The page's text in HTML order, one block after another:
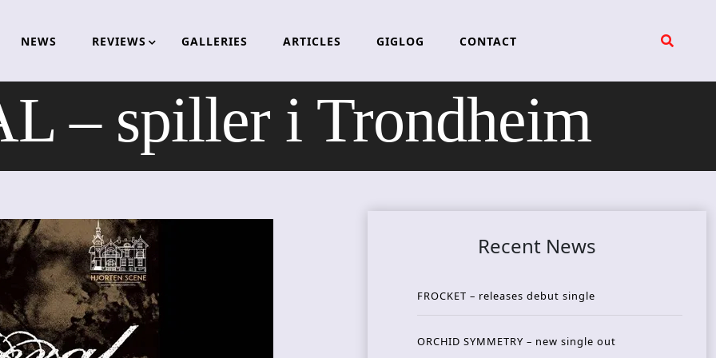
NEWS REVIEWS GALLERIES ARTICLES GIGLOG CONTACT
– spiller i Trondheim
Recent News
FROCKET – releases debut single
ORCHID SYMMETRY – new single out